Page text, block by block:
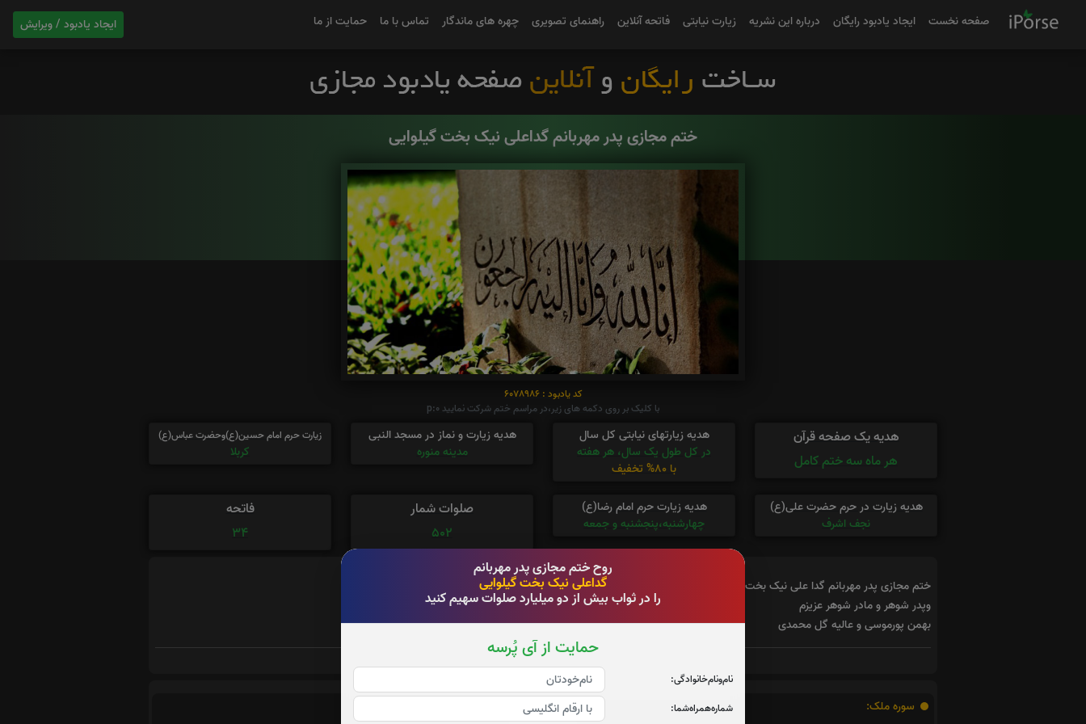
ایجاد یادبود / ویرایش صفحه نخست ایجاد یادبود رایگان درباره این نشریه زیارت نیابتی فاتحه آنلاین راهنمای تصویری چهره های ماندگار تماس با ما حمایت از ما
روح ختم مجازی پدر مهربانم
گداعلی نیک بخت گیلوایی
را در ثواب بیش از دو میلیارد صلوات سهیم کنید
حمایت از آی پُرسه
نام‌و‌نام‌خانوادگی:
شماره‌همراه‌شما:
ختم مجازی پدر مهربانم گداعلی نیک بخت گیلوایی
کد یادبود : 6078986
با کلیک بر روی دکمه های زیر،در مراسم ختم شرکت نمایید p:0
هدیه یک صفحه قرآن
هر ماه سه ختم کامل
هدیه زیارتهای نیابتی کل سال
در کل طول یک سال، هر هفته
با 80% تخفیف
هدیه زیارت و نماز در مسجد النبی
مدینه منوره
زیارت حرم امام حسین(ع)وحضرت عباس(ع)
کربلا
هدیه زیارت در حرم حضرت علی(ع)
نجف اشرف
هدیه زیارت حرم امام رضا(ع)
چهارشنبه،پنجشنبه و جمعه
صلوات شمار
502
فاتحه
34
ختم مجازی پدر مهربانم گدا علی نیک بخت و یاد بود پسر جوانش عبدلعظیم نیک بخت
وپدر شوهر و مادر شوهر عزیزم
بهمن پورموسی و عالیه گل محمدی
سوره ملک: